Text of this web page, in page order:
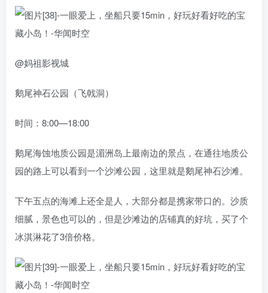
@妈祖影视城
鹅尾神石公园（飞戟洞）
时间：8:00—18:00
鹅尾海蚀地质公园是湄洲岛上最南边的景点，在通往地质公
园的路上可以看到一个沙滩公园，这里就是鹅尾神石沙滩。
下午五点的海滩上还全是人，大部分都是携家带口的。沙质
细腻，景色也可以的，但是沙滩边的店铺真的好坑，买了个
冰淇淋花了3倍价格。